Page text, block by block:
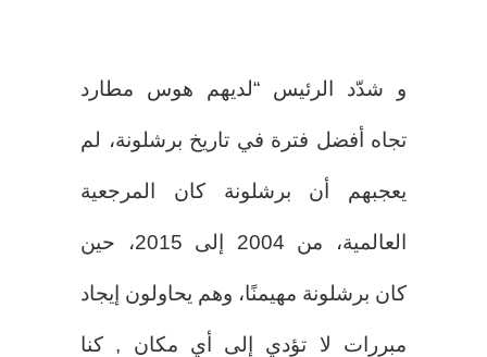
و شدّد الرئيس “لديهم هوس مطارد
تجاه أفضل فترة في تاريخ برشلونة، لم
يعجبهم أن برشلونة كان المرجعية
العالمية، من 2004 إلى 2015، حين
كان برشلونة مهيمنًا، وهم يحاولون إيجاد
مبررات لا تؤدي إلى أي مكان , كنا